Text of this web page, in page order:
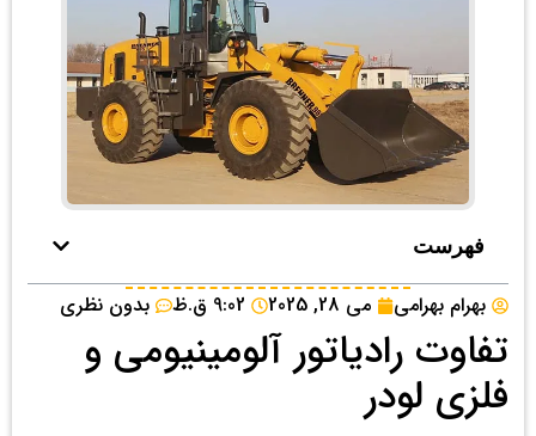
فهرست
بهرام بهرامی می 28, 2025 9:02 ق.ظ بدون نظری
تفاوت رادیاتور آلومینیومی و
فلزی لودر